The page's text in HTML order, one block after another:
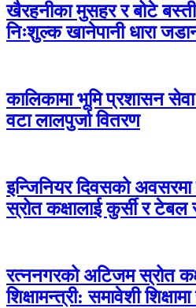
खैरहनीका मुसहर र बोटे
निःशुल्क खानेपानी धारा
कालिकामा भूमि प्रशासन
वटा लालपुर्जा वितरण
इन्जिनियर दिवसको
स्रोत कक्षालाई कुर्सी र टेबल
रत्ननगरको अटिजम स्रोत
शिक्षामन्त्री: समावेशी